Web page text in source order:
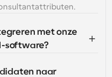
met onze
software?
naar